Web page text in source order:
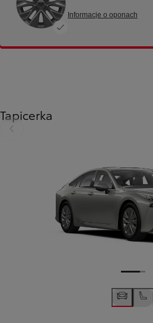
Informacje o oponach
Tapicerka
Poprzedni